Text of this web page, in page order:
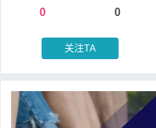
0
0
关注TA